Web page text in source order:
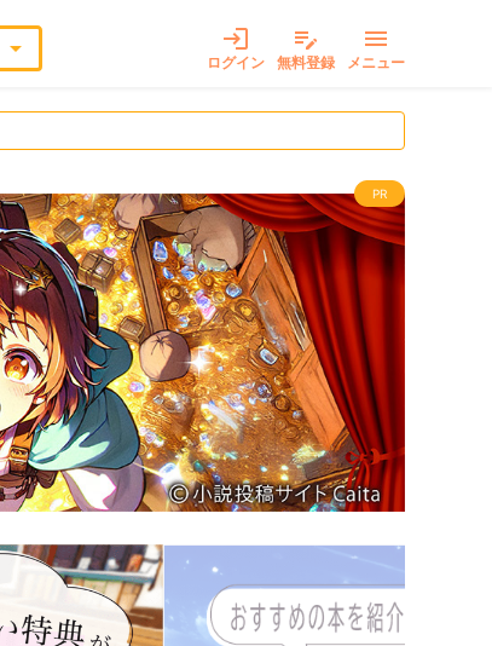
arrow_drop_down login
ログイン
edit_note
無料登録
menu
メニュー
PR